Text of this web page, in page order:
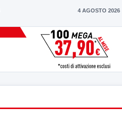
4 AGOSTO 2026